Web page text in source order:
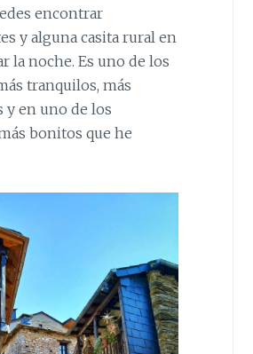
encontrar
y alguna casita rural en
la noche. Es uno de los
tranquilos, más
y en uno de los
bonitos que he